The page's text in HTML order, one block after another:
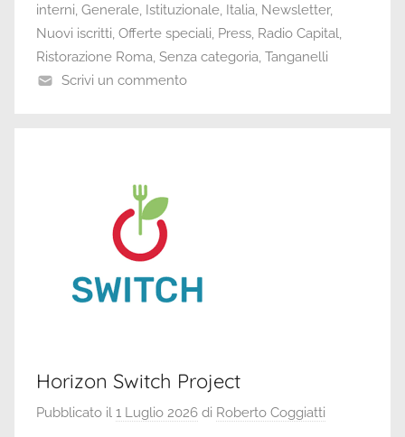
interni, Generale, Istituzionale, Italia, Newsletter,
Nuovi iscritti, Offerte speciali, Press, Radio Capital,
Ristorazione Roma, Senza categoria, Tanganelli
Scrivi un commento
Horizon Switch Project
Pubblicato il 1 Luglio 2026 di Roberto Coggiatti